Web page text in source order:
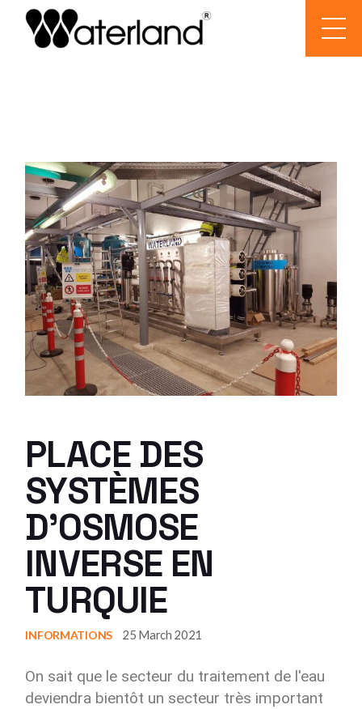
PLACE DES
SYSTÈMES
D'OSMOSE
INVERSE EN
TURQUIE
INFORMATIONS 25 March 2021
On sait que le secteur du traitement de l'eau
deviendra bientôt un secteur très important